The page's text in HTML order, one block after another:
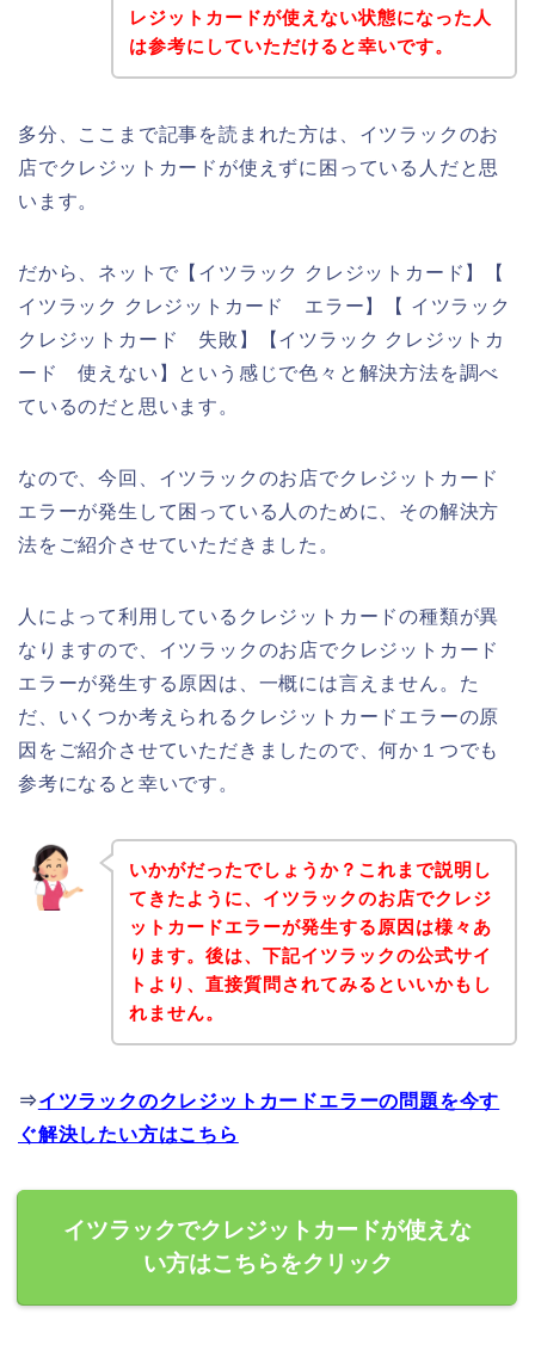
レジットカードが使えない状態になった人
は参考にしていただけると幸いです。
多分、ここまで記事を読まれた方は、イツラックのお
店でクレジットカードが使えずに困っている人だと思
います。
だから、ネットで【イツラック クレジットカード】【
イツラック クレジットカード エラー】【 イツラック
クレジットカード 失敗】【イツラック クレジットカ
ード 使えない】という感じで色々と解決方法を調べ
ているのだと思います。
なので、今回、イツラックのお店でクレジットカード
エラーが発生して困っている人のために、その解決方
法をご紹介させていただきました。
人によって利用しているクレジットカードの種類が異
なりますので、イツラックのお店でクレジットカード
エラーが発生する原因は、一概には言えません。た
だ、いくつか考えられるクレジットカードエラーの原
因をご紹介させていただきましたので、何か１つでも
参考になると幸いです。
いかがだったでしょうか？これまで説明し
てきたように、イツラックのお店でクレジ
ットカードエラーが発生する原因は様々あ
ります。後は、下記イツラックの公式サイ
トより、直接質問されてみるといいかもし
れません。
⇒イツラックのクレジットカードエラーの問題を今す
ぐ解決したい方はこちら
イツラックでクレジットカードが使えな
い方はこちらをクリック